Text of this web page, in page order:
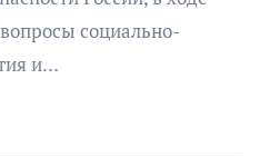
социально-
и…